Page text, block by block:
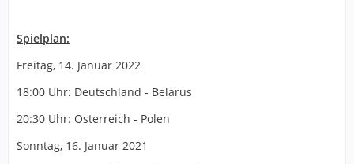
Spielplan:
Freitag, 14. Januar 2022
18:00 Uhr: Deutschland - Belarus
20:30 Uhr: Österreich - Polen
Sonntag, 16. Januar 2021